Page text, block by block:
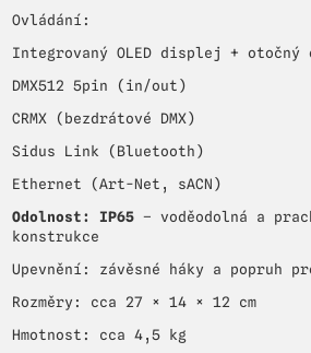
Ovládání:
Integrovaný OLED displej + otočný
DMX512 5pin (in/out)
CRMX (bezdrátové DMX)
Sidus Link (Bluetooth)
Ethernet (Art-Net, sACN)
Odolnost: IP65 – voděodolná a
konstrukce
Upevnění: závěsné háky a popruh
Rozměry: cca 27 × 14 × 12 cm
Hmotnost: cca 4,5 kg